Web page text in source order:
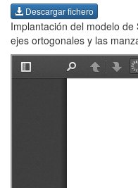
Descargar fichero
Implantación del modelo
ejes ortogonales y las